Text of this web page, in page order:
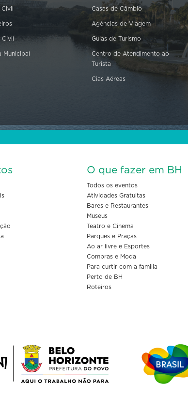
Civil
Civil
Municipal
Casas de Câmbio
Agências de Viagem
Guias de Turismo
Centro de Atendimento ao
Turista
Cias Aéreas
O que fazer em BH
Todos os eventos
Atividades Gratuitas
Bares e Restaurantes
Museus
Teatro e Cinema
Parques e Praças
Ao ar livre e Esportes
Compras e Moda
Para curtir com a familia
Perto de BH
Roteiros